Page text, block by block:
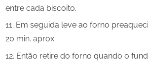
entre cada biscoito.
Em seguida leve ao forno
20 min. aprox.
Então retire do forno quando o